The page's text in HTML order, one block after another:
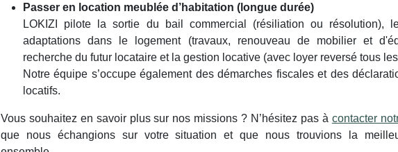
Passer en location meublée d’habitation (longue durée)
LOKIZI pilote la sortie du bail commercial (résiliation ou résolution),
adaptations dans le logement (travaux, renouveau de mobilier et
recherche du futur locataire et la gestion locative (avec loyer reversé tous
Notre équipe s’occupe également des démarches fiscales et des
locatifs.
Vous souhaitez en savoir plus sur nos missions ? N’hésitez pas à contacter
que nous échangions sur votre situation et que nous trouvions la